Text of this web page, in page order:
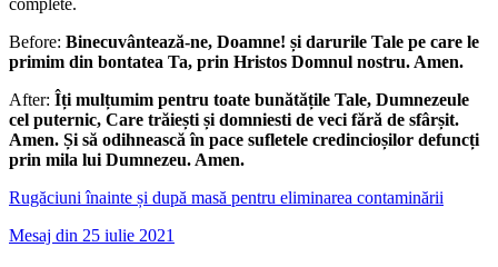
complete.
Before: Binecuvântează-ne, Doamne! și darurile Tale pe care le
primim din bontatea Ta, prin Hristos Domnul nostru. Amen.
After: Îți mulțumim pentru toate bunătățile Tale, Dumnezeule
cel puternic, Care trăiești și domniesti de veci fără de sfârșit.
Amen. Și să odihnească în pace sufletele credincioșilor defuncți
prin mila lui Dumnezeu. Amen.
Rugăciuni înainte și după masă pentru eliminarea contaminării
Mesaj din 25 iulie 2021